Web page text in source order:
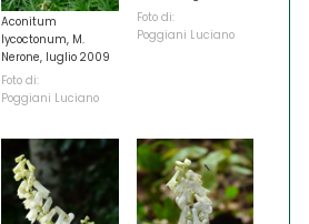
Aconitum
lycoctonum, M.
Nerone, luglio 2009
Foto di:
Poggiani Luciano
Foto di:
Poggiani Luciano